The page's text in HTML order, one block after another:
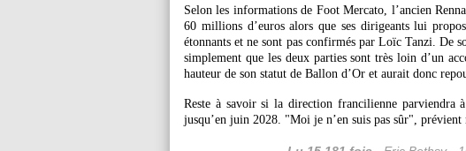
Selon les informations de Foot Mercato, l’ancien
60 millions d’euros alors que ses dirigeants lui
étonnants et ne sont pas confirmés par Loïc Tanzi. De
simplement que les deux parties sont très loin d’un
hauteur de son statut de Ballon d’Or et aurait donc
Reste à savoir si la direction francilienne parviendra
jusqu’en juin 2028. "Moi je n’en suis pas sûr",